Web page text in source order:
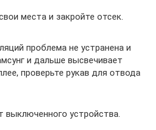
места и закройте отсек.
проблема не устранена и
и дальше высвечивает
проверьте рукав для отвода
выключенного устройства.